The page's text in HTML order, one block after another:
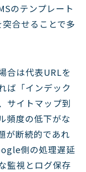
のテンプレート
合せることで多
合は代表URLを
ば「インデック
サイトマップ到
頻度の低下がな
が断続的であれ
側の処理遅延
監視とログ保存